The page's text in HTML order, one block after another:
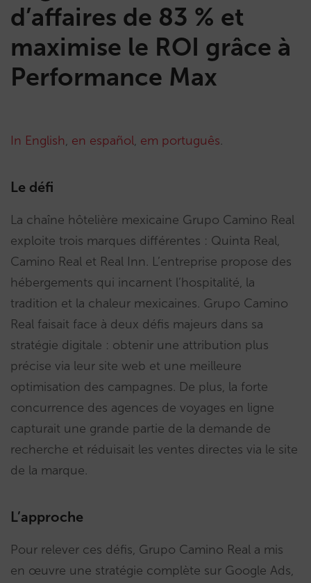
d’affaires de 83 % et
maximise le ROI grâce à
Performance Max
In English, en español, em português.
Le défi
La chaîne hôtelière mexicaine Grupo Camino Real
exploite trois marques différentes : Quinta Real,
Camino Real et Real Inn. L’entreprise propose des
hébergements qui incarnent l’hospitalité, la
tradition et la chaleur mexicaines. Grupo Camino
Real faisait face à deux défis majeurs dans sa
stratégie digitale : obtenir une attribution plus
précise via leur site web et une meilleure
optimisation des campagnes. De plus, la forte
concurrence des agences de voyages en ligne
capturait une grande partie de la demande de
recherche et réduisait les ventes directes via le site
de la marque.
L’approche
Pour relever ces défis, Grupo Camino Real a mis
en œuvre une stratégie complète sur Google Ads,